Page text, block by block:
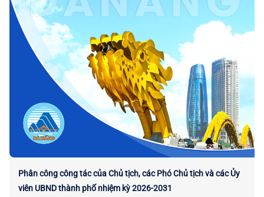
Phân công công tác của Chủ tịch, các Phó Chủ tịch và các Ủy
viên UBND thành phố nhiệm kỳ 2026-2031